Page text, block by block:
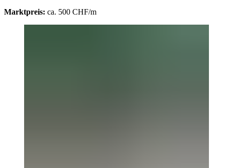
Marktpreis: ca. 500 CHF/m